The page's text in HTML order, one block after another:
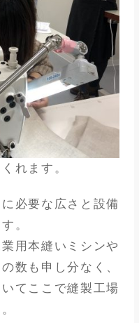
れます。
必要な広さと設備
。
用本縫いミシンや
数も申し分なく、
てここで縫製工場